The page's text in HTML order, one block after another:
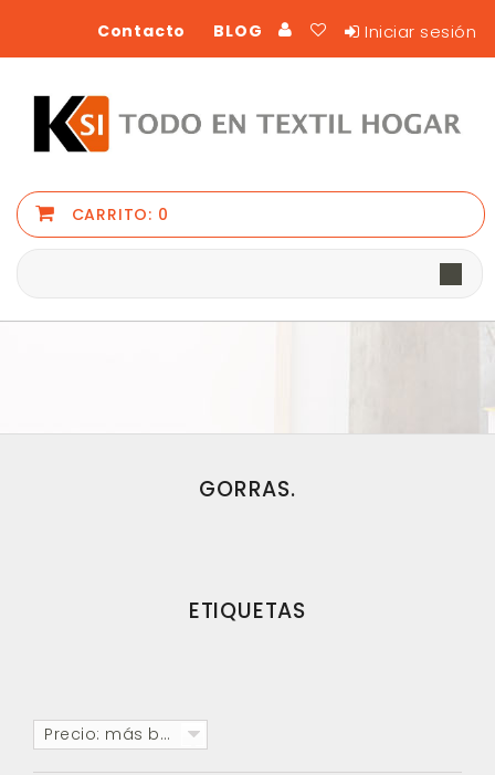
Iniciar sesión
BLOG
Contacto
CARRITO: 0
GORRAS.
ETIQUETAS
Precio: más baratos primero